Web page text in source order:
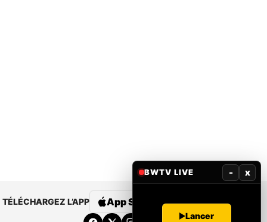
TÉLÉCHARGEZ L’APP App Store Google Play
BWTV LIVE - x
Lancer